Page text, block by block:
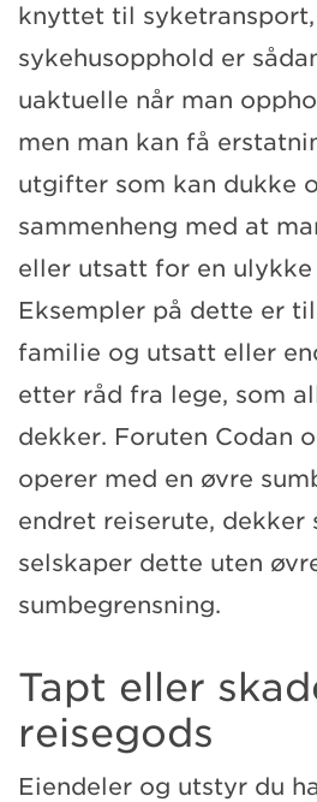
knyttet til
sykehusopphold er
uaktuelle når man
men man kan få
utgifter som kan dukke
sammenheng med at
eller utsatt for en ulykke
Eksempler på dette er
familie og utsatt eller
etter råd fra lege, som
dekker. Foruten Codan
operer med en øvre
endret reiserute, dekker
selskaper dette uten
sumbegrensning.
Tapt eller
reisegods
Eiendeler og utstyr du